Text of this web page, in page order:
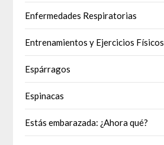
Enfermedades Respiratorias
Entrenamientos y Ejercicios Físicos
Espárragos
Espinacas
Estás embarazada: ¿Ahora qué?